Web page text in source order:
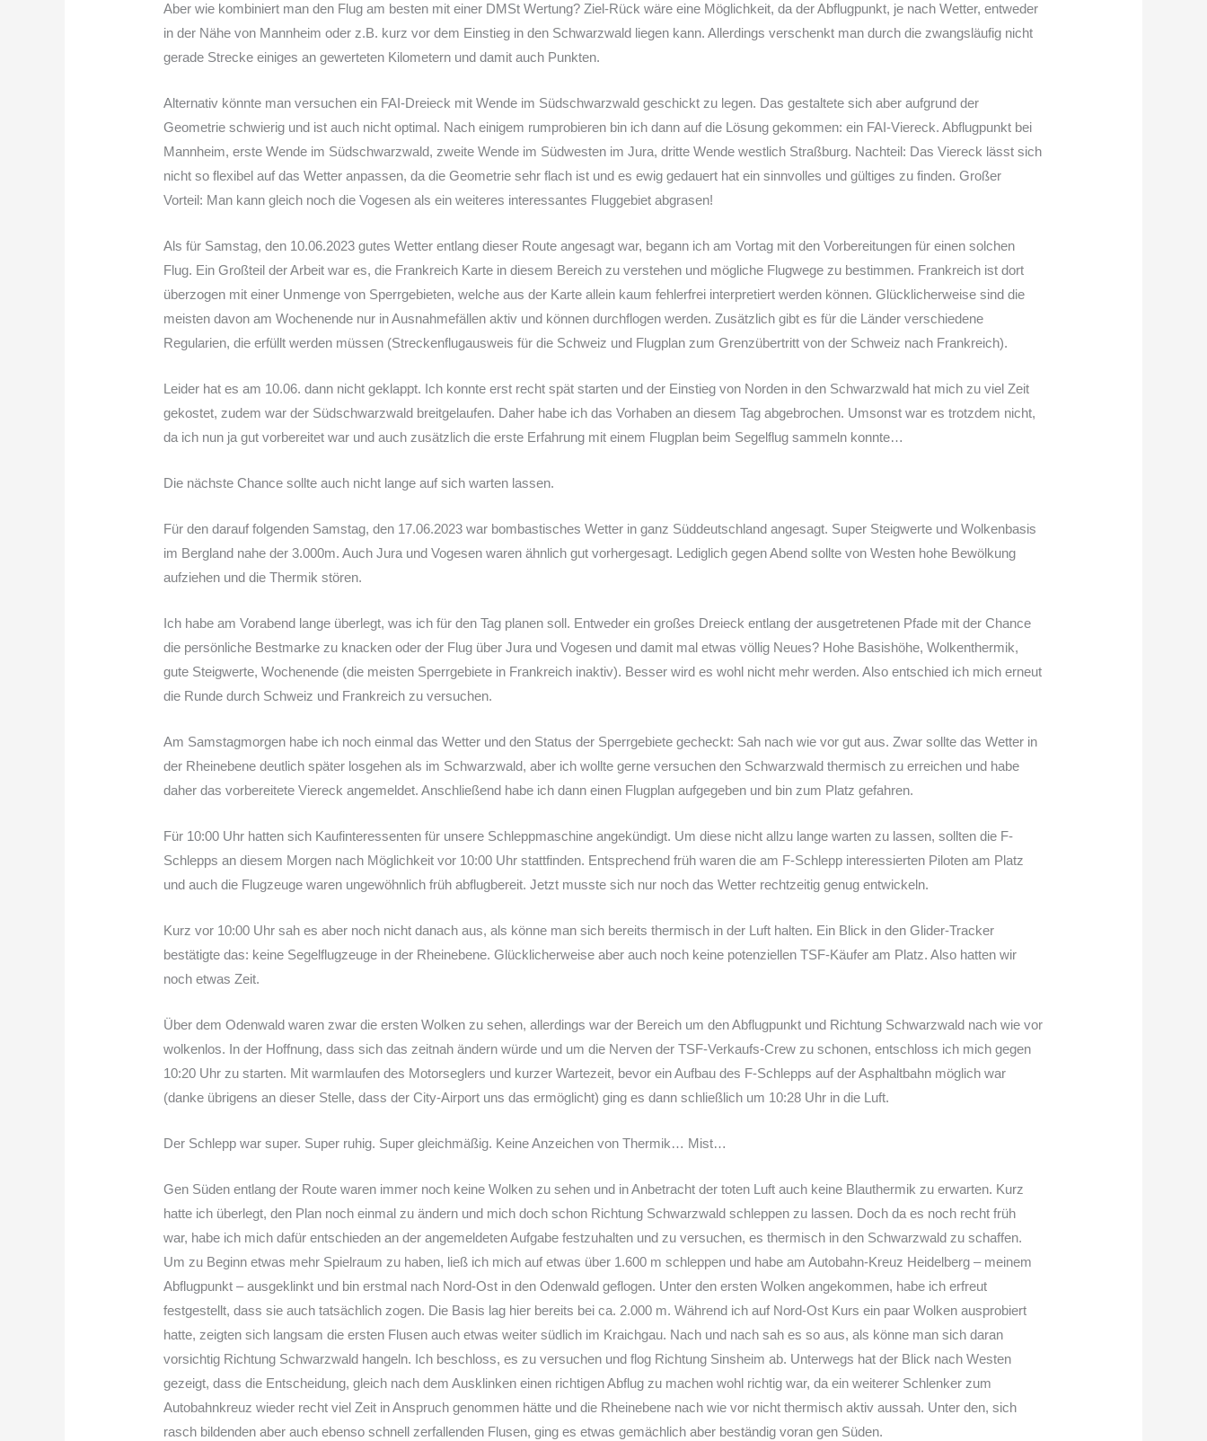
Aber wie kombiniert man den Flug am besten mit einer DMSt Wertung? Ziel-Rück wäre eine Möglichkeit, da der Abflugpunkt, je nach Wetter, entweder
in der Nähe von Mannheim oder z.B. kurz vor dem Einstieg in den Schwarzwald liegen kann. Allerdings verschenkt man durch die zwangsläufig nicht
gerade Strecke einiges an gewerteten Kilometern und damit auch Punkten.
Alternativ könnte man versuchen ein FAI-Dreieck mit Wende im Südschwarzwald geschickt zu legen. Das gestaltete sich aber aufgrund der
Geometrie schwierig und ist auch nicht optimal. Nach einigem rumprobieren bin ich dann auf die Lösung gekommen: ein FAI-Viereck. Abflugpunkt bei
Mannheim, erste Wende im Südschwarzwald, zweite Wende im Südwesten im Jura, dritte Wende westlich Straßburg. Nachteil: Das Viereck lässt sich
nicht so flexibel auf das Wetter anpassen, da die Geometrie sehr flach ist und es ewig gedauert hat ein sinnvolles und gültiges zu finden. Großer
Vorteil: Man kann gleich noch die Vogesen als ein weiteres interessantes Fluggebiet abgrasen!
Als für Samstag, den 10.06.2023 gutes Wetter entlang dieser Route angesagt war, begann ich am Vortag mit den Vorbereitungen für einen solchen
Flug. Ein Großteil der Arbeit war es, die Frankreich Karte in diesem Bereich zu verstehen und mögliche Flugwege zu bestimmen. Frankreich ist dort
überzogen mit einer Unmenge von Sperrgebieten, welche aus der Karte allein kaum fehlerfrei interpretiert werden können. Glücklicherweise sind die
meisten davon am Wochenende nur in Ausnahmefällen aktiv und können durchflogen werden. Zusätzlich gibt es für die Länder verschiedene
Regularien, die erfüllt werden müssen (Streckenflugausweis für die Schweiz und Flugplan zum Grenzübertritt von der Schweiz nach Frankreich).
Leider hat es am 10.06. dann nicht geklappt. Ich konnte erst recht spät starten und der Einstieg von Norden in den Schwarzwald hat mich zu viel Zeit
gekostet, zudem war der Südschwarzwald breitgelaufen. Daher habe ich das Vorhaben an diesem Tag abgebrochen. Umsonst war es trotzdem nicht,
da ich nun ja gut vorbereitet war und auch zusätzlich die erste Erfahrung mit einem Flugplan beim Segelflug sammeln konnte…
Die nächste Chance sollte auch nicht lange auf sich warten lassen.
Für den darauf folgenden Samstag, den 17.06.2023 war bombastisches Wetter in ganz Süddeutschland angesagt. Super Steigwerte und Wolkenbasis
im Bergland nahe der 3.000m. Auch Jura und Vogesen waren ähnlich gut vorhergesagt. Lediglich gegen Abend sollte von Westen hohe Bewölkung
aufziehen und die Thermik stören.
Ich habe am Vorabend lange überlegt, was ich für den Tag planen soll. Entweder ein großes Dreieck entlang der ausgetretenen Pfade mit der Chance
die persönliche Bestmarke zu knacken oder der Flug über Jura und Vogesen und damit mal etwas völlig Neues? Hohe Basishöhe, Wolkenthermik,
gute Steigwerte, Wochenende (die meisten Sperrgebiete in Frankreich inaktiv). Besser wird es wohl nicht mehr werden. Also entschied ich mich erneut
die Runde durch Schweiz und Frankreich zu versuchen.
Am Samstagmorgen habe ich noch einmal das Wetter und den Status der Sperrgebiete gecheckt: Sah nach wie vor gut aus. Zwar sollte das Wetter in
der Rheinebene deutlich später losgehen als im Schwarzwald, aber ich wollte gerne versuchen den Schwarzwald thermisch zu erreichen und habe
daher das vorbereitete Viereck angemeldet. Anschließend habe ich dann einen Flugplan aufgegeben und bin zum Platz gefahren.
Für 10:00 Uhr hatten sich Kaufinteressenten für unsere Schleppmaschine angekündigt. Um diese nicht allzu lange warten zu lassen, sollten die F-
Schlepps an diesem Morgen nach Möglichkeit vor 10:00 Uhr stattfinden. Entsprechend früh waren die am F-Schlepp interessierten Piloten am Platz
und auch die Flugzeuge waren ungewöhnlich früh abflugbereit. Jetzt musste sich nur noch das Wetter rechtzeitig genug entwickeln.
Kurz vor 10:00 Uhr sah es aber noch nicht danach aus, als könne man sich bereits thermisch in der Luft halten. Ein Blick in den Glider-Tracker
bestätigte das: keine Segelflugzeuge in der Rheinebene. Glücklicherweise aber auch noch keine potenziellen TSF-Käufer am Platz. Also hatten wir
noch etwas Zeit.
Über dem Odenwald waren zwar die ersten Wolken zu sehen, allerdings war der Bereich um den Abflugpunkt und Richtung Schwarzwald nach wie vor
wolkenlos. In der Hoffnung, dass sich das zeitnah ändern würde und um die Nerven der TSF-Verkaufs-Crew zu schonen, entschloss ich mich gegen
10:20 Uhr zu starten. Mit warmlaufen des Motorseglers und kurzer Wartezeit, bevor ein Aufbau des F-Schlepps auf der Asphaltbahn möglich war
(danke übrigens an dieser Stelle, dass der City-Airport uns das ermöglicht) ging es dann schließlich um 10:28 Uhr in die Luft.
Der Schlepp war super. Super ruhig. Super gleichmäßig. Keine Anzeichen von Thermik… Mist…
Gen Süden entlang der Route waren immer noch keine Wolken zu sehen und in Anbetracht der toten Luft auch keine Blauthermik zu erwarten. Kurz
hatte ich überlegt, den Plan noch einmal zu ändern und mich doch schon Richtung Schwarzwald schleppen zu lassen. Doch da es noch recht früh
war, habe ich mich dafür entschieden an der angemeldeten Aufgabe festzuhalten und zu versuchen, es thermisch in den Schwarzwald zu schaffen.
Um zu Beginn etwas mehr Spielraum zu haben, ließ ich mich auf etwas über 1.600 m schleppen und habe am Autobahn-Kreuz Heidelberg – meinem
Abflugpunkt – ausgeklinkt und bin erstmal nach Nord-Ost in den Odenwald geflogen. Unter den ersten Wolken angekommen, habe ich erfreut
festgestellt, dass sie auch tatsächlich zogen. Die Basis lag hier bereits bei ca. 2.000 m. Während ich auf Nord-Ost Kurs ein paar Wolken ausprobiert
hatte, zeigten sich langsam die ersten Flusen auch etwas weiter südlich im Kraichgau. Nach und nach sah es so aus, als könne man sich daran
vorsichtig Richtung Schwarzwald hangeln. Ich beschloss, es zu versuchen und flog Richtung Sinsheim ab. Unterwegs hat der Blick nach Westen
gezeigt, dass die Entscheidung, gleich nach dem Ausklinken einen richtigen Abflug zu machen wohl richtig war, da ein weiterer Schlenker zum
Autobahnkreuz wieder recht viel Zeit in Anspruch genommen hätte und die Rheinebene nach wie vor nicht thermisch aktiv aussah. Unter den, sich
rasch bildenden aber auch ebenso schnell zerfallenden Flusen, ging es etwas gemächlich aber beständig voran gen Süden.